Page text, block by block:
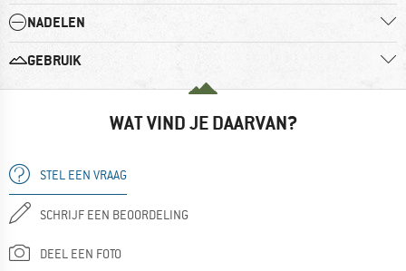
NADELEN
GEBRUIK
WAT VIND JE DAARVAN?
STEL EEN VRAAG
SCHRIJF EEN BEOORDELING
DEEL EEN FOTO